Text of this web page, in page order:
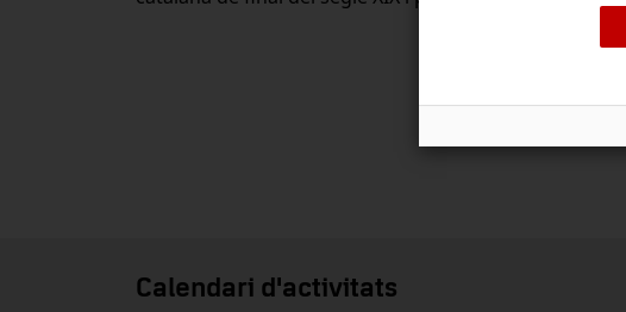
Calendari d'activitats